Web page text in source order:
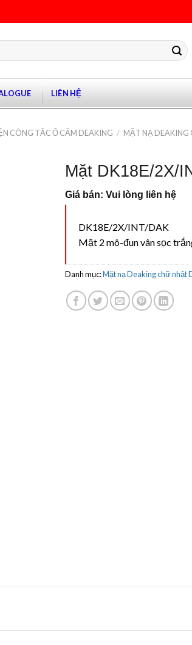
LIÊN HỆ
CÔNG TẮC Ổ CẮM DEAKING / MẶT NẠ DEAKING
Mặt DK18E/2X/
Giá bán: Vui lòng liên hệ
DK18E/2X/INT/DAK
Mặt 2 mô-đun vân sọc
Danh mục:Mặt nạ Deaking chữ nhật